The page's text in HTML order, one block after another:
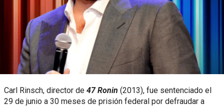
Carl Rinsch, director de 47 Ronin (2013), fue sentenciado el
29 de junio a 30 meses de prisión federal por defraudar a